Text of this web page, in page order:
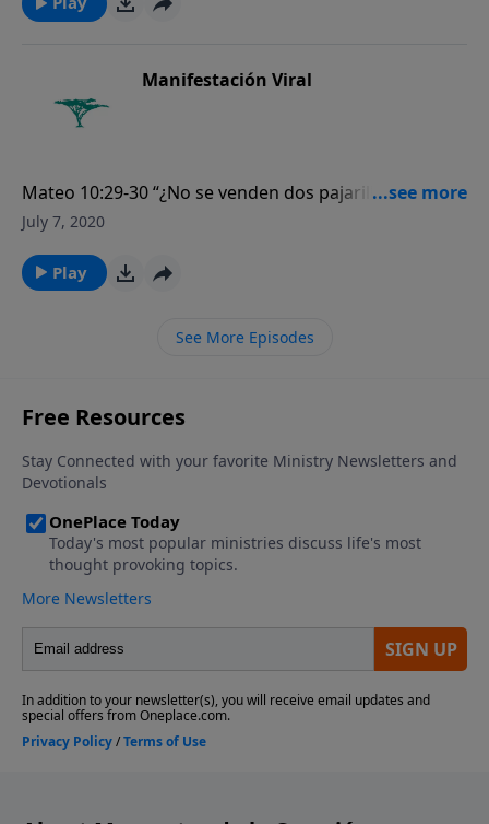
Manifestación Viral
Mateo 10:29-30 “¿No se venden dos pajarillos por un
cuarto? Con todo, ni uno de ellos cae a tierra sin
todos contados.”
July 7, 2020
Play
See More Episodes